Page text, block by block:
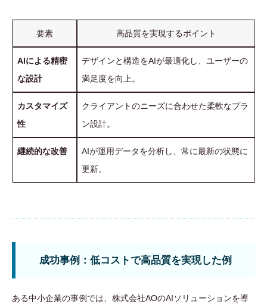
要素 高品質を実現するポイント
AIによる精密
な設計
デザインと構造をAIが最適化し、ユーザーの
満足度を向上。
カスタマイズ
性
クライアントのニーズに合わせた柔軟なプラ
ン設計。
継続的な改善
AIが運用データを分析し、常に最新の状態に
更新。
成功事例：低コストで高品質を実現した例
ある中小企業の事例では、株式会社AOのAIソリューションを導